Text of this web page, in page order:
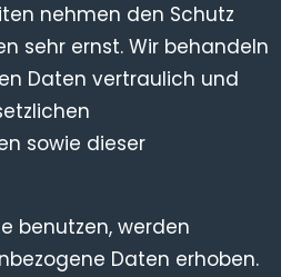
nehmen den Schutz
sehr ernst. Wir behandeln
Daten vertraulich und
sowie dieser
benutzen, werden
Daten erhoben.